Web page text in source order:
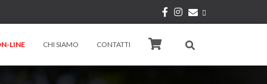
LINE CHI SIAMO CONTATTI